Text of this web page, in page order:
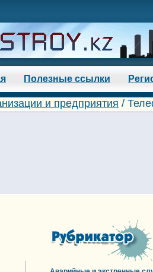
Полезные ссылки
и предприятия /